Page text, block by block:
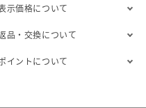
示価格について
品・交換について
イントについて